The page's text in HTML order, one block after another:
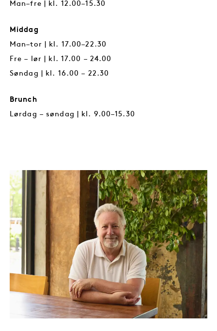
Man–fre | kl. 12.00–15.30
Middag
Man–tor | kl. 17.00–22.30
Fre – lør | kl. 17.00 – 24.00
Søndag | kl. 16.00 – 22.30
Brunch
Lørdag – søndag | kl. 9.00–15.30